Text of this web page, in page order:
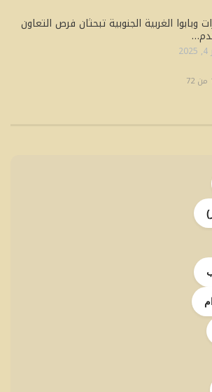
وبابوا الغربية الجنوبية تبحثان فرص التعاون